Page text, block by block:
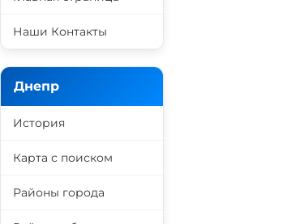
Наши Контакты
Днепр
История
Карта с поиском
Районы города